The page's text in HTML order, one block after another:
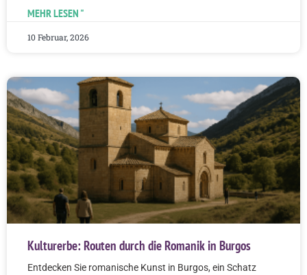
MEHR LESEN "
10 Februar, 2026
Kulturerbe: Routen durch die Romanik in Burgos
Entdecken Sie romanische Kunst in Burgos, ein Schatz